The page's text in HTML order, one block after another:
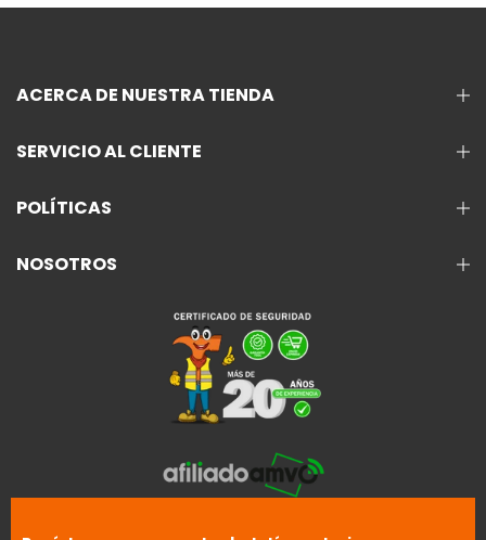
ACERCA DE NUESTRA TIENDA
SERVICIO AL CLIENTE
POLÍTICAS
NOSOTROS